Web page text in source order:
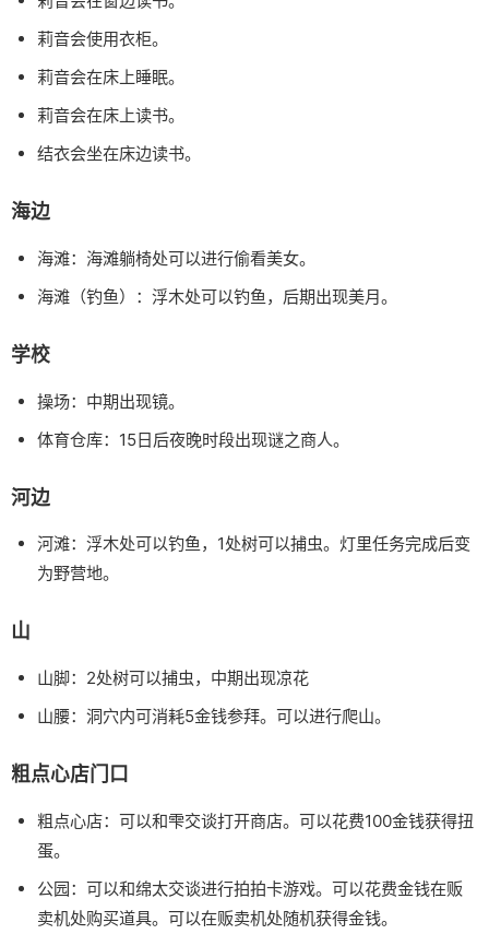
莉音会使用衣柜。
莉音会在床上睡眠。
莉音会在床上读书。
结衣会坐在床边读书。
海边
海滩：海滩躺椅处可以进行偷看美女。
海滩（钓鱼）：浮木处可以钓鱼，后期出现美月。
学校
操场：中期出现镜。
体育仓库：15日后夜晚时段出现谜之商人。
河边
河滩：浮木处可以钓鱼，1处树可以捕虫。灯里任务完成后变
为野营地。
山
山脚：2处树可以捕虫，中期出现凉花
山腰：洞穴内可消耗5金钱参拜。可以进行爬山。
粗点心店门口
粗点心店：可以和雫交谈打开商店。可以花费100金钱获得扭
蛋。
公园：可以和绵太交谈进行拍拍卡游戏。可以花费金钱在贩
卖机处购买道具。可以在贩卖机处随机获得金钱。